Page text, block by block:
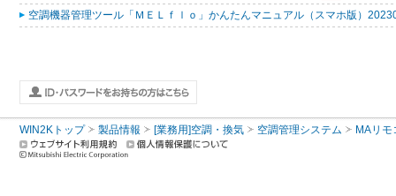
空調機器管理ツール「ＭＥＬｆｌｏ」かんたんマニュアル（スマホ版）
WIN2Kトップ 製品情報 [業務用]空調・換気 空調管理システム MAリモ